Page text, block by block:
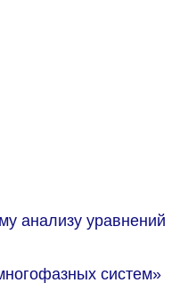
анализу уравнений
систем»